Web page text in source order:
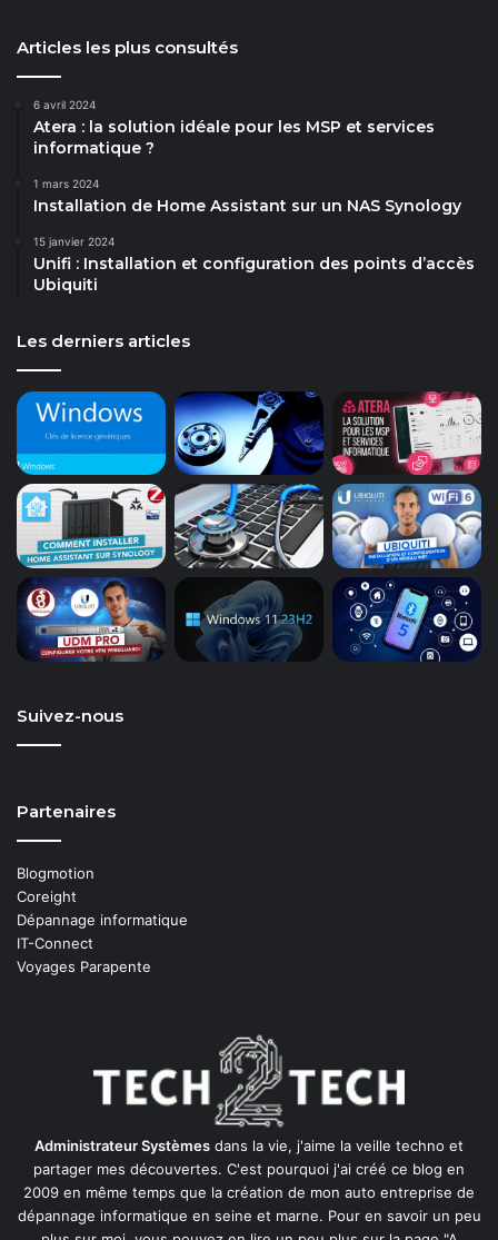
Articles les plus consultés
6 avril 2024
Atera : la solution idéale pour les MSP et services
informatique ?
1 mars 2024
Installation de Home Assistant sur un NAS Synology
15 janvier 2024
Unifi : Installation et configuration des points d’accès
Ubiquiti
Les derniers articles
Suivez-nous
Partenaires
Blogmotion
Coreight
Dépannage informatique
IT-Connect
Voyages Parapente
Administrateur Systèmes dans la vie, j'aime la veille techno et
partager mes découvertes. C'est pourquoi j'ai créé ce blog en
2009 en même temps que la création de mon auto entreprise de
dépannage informatique en seine et marne. Pour en savoir un peu